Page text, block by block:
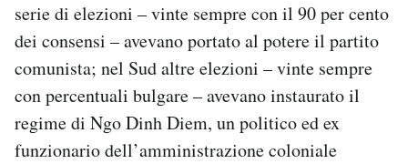
serie di elezioni – vinte sempre con il 90 per cento
dei consensi – avevano portato al potere il partito
comunista; nel Sud altre elezioni – vinte sempre
con percentuali bulgare – avevano instaurato il
regime di Ngo Dinh Diem, un politico ed ex
funzionario dell’amministrazione coloniale